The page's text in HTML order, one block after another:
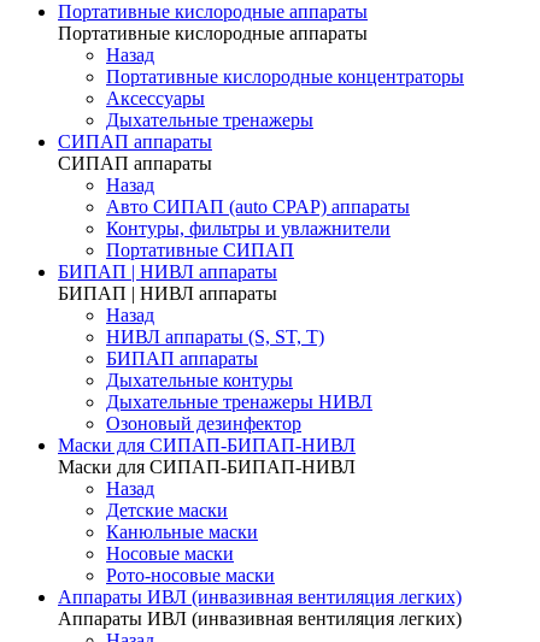
Портативные кислородные аппараты
Портативные кислородные аппараты
Назад
Портативные кислородные концентраторы
Аксессуары
Дыхательные тренажеры
СИПАП аппараты
СИПАП аппараты
Назад
Aвто СИПАП (auto CPAP) аппараты
Контуры, фильтры и увлажнители
Портативные СИПАП
БИПАП | НИВЛ аппараты
БИПАП | НИВЛ аппараты
Назад
НИВЛ аппараты (S, ST, T)
БИПАП аппараты
Дыхательные контуры
Дыхательные тренажеры НИВЛ
Озоновый дезинфектор
Маски для СИПАП-БИПАП-НИВЛ
Маски для СИПАП-БИПАП-НИВЛ
Назад
Детские маски
Канюльные маски
Носовые маски
Рото-носовые маски
Аппараты ИВЛ (инвазивная вентиляция легких)
Аппараты ИВЛ (инвазивная вентиляция легких)